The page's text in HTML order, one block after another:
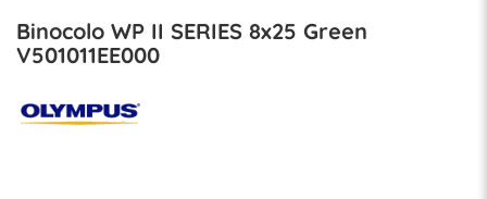
Binocolo WP II SERIES 8x25 Green
V501011EE000